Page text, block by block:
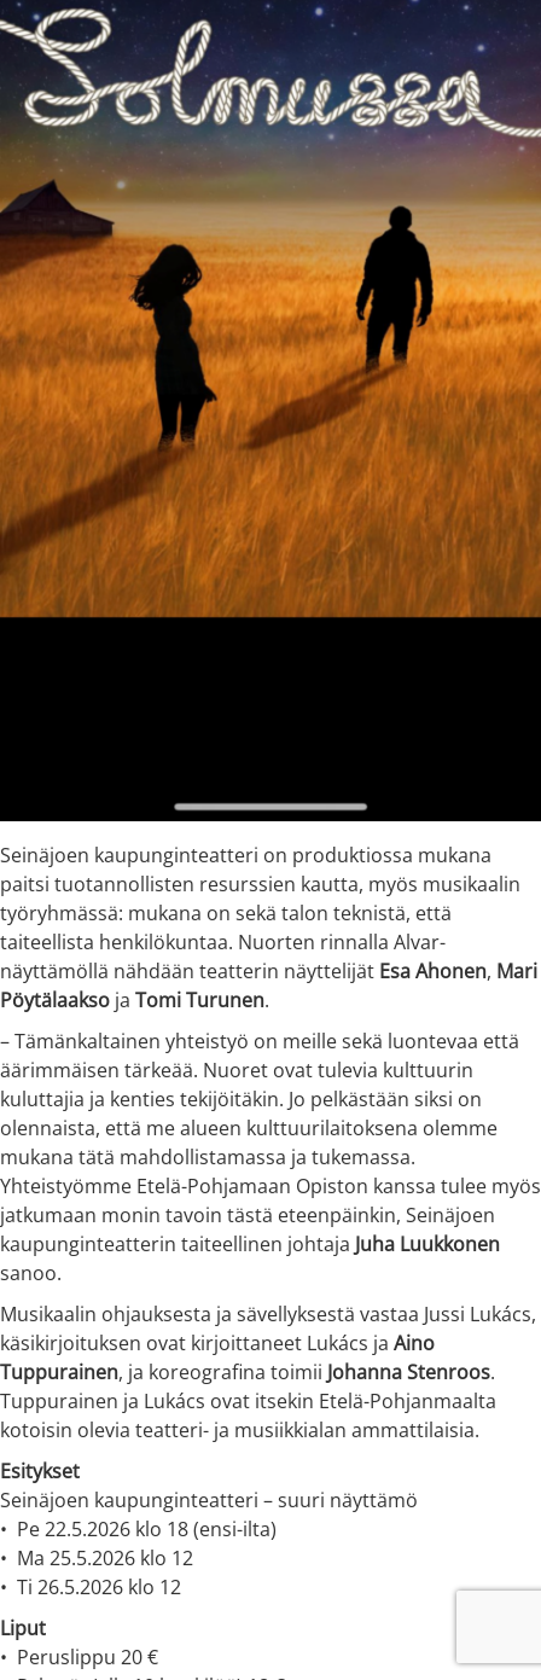
Seinäjoen kaupunginteatteri on produktiossa mukana
paitsi tuotannollisten resurssien kautta, myös musikaalin
työryhmässä: mukana on sekä talon teknistä, että
taiteellista henkilökuntaa. Nuorten rinnalla Alvar-
näyttämöllä nähdään teatterin näyttelijät Esa Ahonen, Mari
Pöytälaakso ja Tomi Turunen.
– Tämänkaltainen yhteistyö on meille sekä luontevaa että
äärimmäisen tärkeää. Nuoret ovat tulevia kulttuurin
kuluttajia ja kenties tekijöitäkin. Jo pelkästään siksi on
olennaista, että me alueen kulttuurilaitoksena olemme
mukana tätä mahdollistamassa ja tukemassa.
Yhteistyömme Etelä-Pohjamaan Opiston kanssa tulee myös
jatkumaan monin tavoin tästä eteenpäinkin, Seinäjoen
kaupunginteatterin taiteellinen johtaja Juha Luukkonen
sanoo.
Musikaalin ohjauksesta ja sävellyksestä vastaa Jussi Lukács,
käsikirjoituksen ovat kirjoittaneet Lukács ja Aino
Tuppurainen, ja koreografina toimii Johanna Stenroos.
Tuppurainen ja Lukács ovat itsekin Etelä-Pohjanmaalta
kotoisin olevia teatteri- ja musiikkialan ammattilaisia.
Esitykset
Seinäjoen kaupunginteatteri – suuri näyttämö
•⁠ ⁠Pe 22.5.2026 klo 18 (ensi-ilta)
•⁠ ⁠Ma 25.5.2026 klo 12
•⁠ ⁠Ti 26.5.2026 klo 12
Liput
•⁠ ⁠Peruslippu 20 €